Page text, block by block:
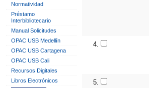
Normatividad
Préstamo
Interbibliotecario
Manual Solicitudes
OPAC USB Medellín
OPAC USB Cartagena
OPAC USB Cali
Recursos Digitales
Libros Electrónicos
4.
5.